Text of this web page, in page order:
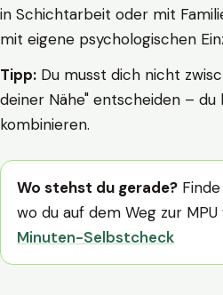
in Schichtarbeit oder mit
mit eigene psychologischen
Tipp: Du musst dich nicht
deiner Nähe" entscheiden – du
kombinieren.
Wo stehst du gerade?
wo du auf dem Weg zur
Minuten-Selbstcheck